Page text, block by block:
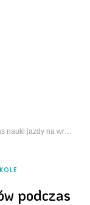
Najczęstsze błędy rodziców podczas nauki jazdy na wrotkach – i jak ich uniknąć
podczas